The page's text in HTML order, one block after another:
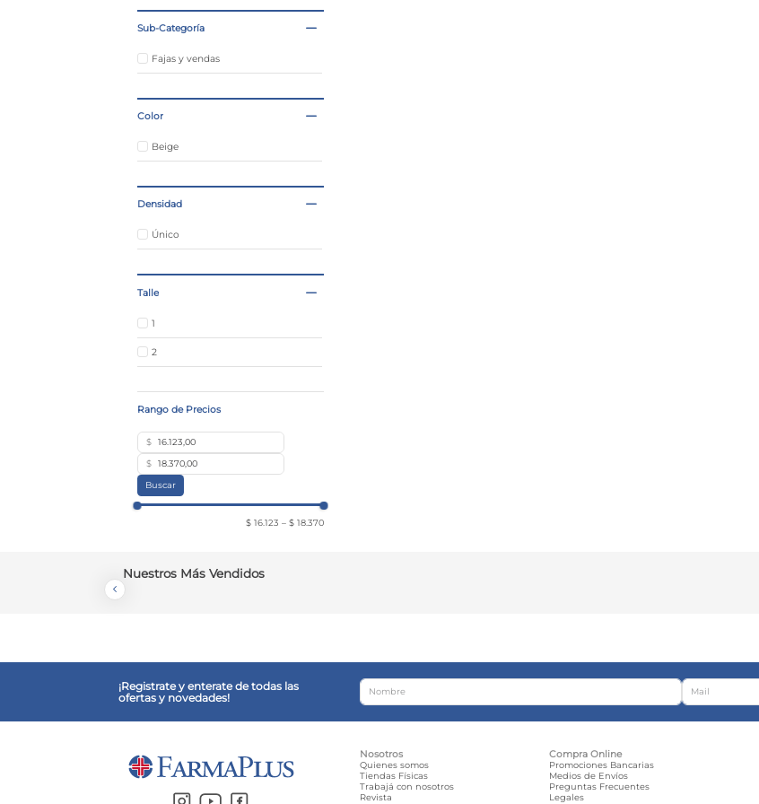
Sub-Categoría
Fajas y vendas
Color
Beige
Densidad
Único
Talle
1
2
$
$
Buscar
$ 16.123 – $ 18.370
Nuestros Más Vendidos
¡Registrate y enterate de todas las
ofertas y novedades!
Nosotros
Quienes somos
Tiendas Físicas
Trabajá con nosotros
Revista
Compra Online
Promociones Bancarias
Medios de Envíos
Preguntas Frecuentes
Legales